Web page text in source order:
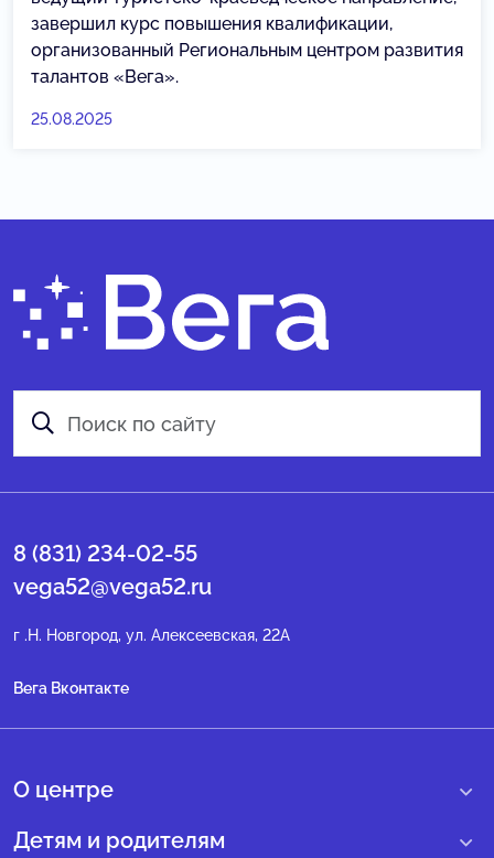
завершил курс повышения квалификации,
организованный Региональным центром развития
талантов «Вега».
25.08.2025
8 (831) 234-02-55
vega52@vega52.ru
г .Н. Новгород, ул. Алексеевская, 22А
Вега Вконтакте
О центре
О нас
Детям и родителям